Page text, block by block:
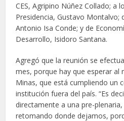
CES, Agripino Núñez Collado; a
Presidencia, Gustavo Montalvo;
Antonio Isa Conde; y de
Desarrollo, Isidoro Santana.
Agregó que la reunión se
mes, porque hay que esperar al
Minas, que está cumpliendo un
institución fuera del país. “Es
directamente a una pre-
retomando donde dejamos,